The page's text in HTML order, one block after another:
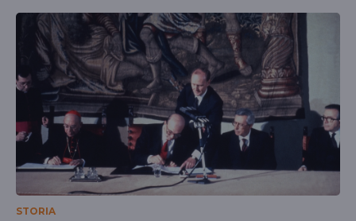
chiesacattolica
STORIA